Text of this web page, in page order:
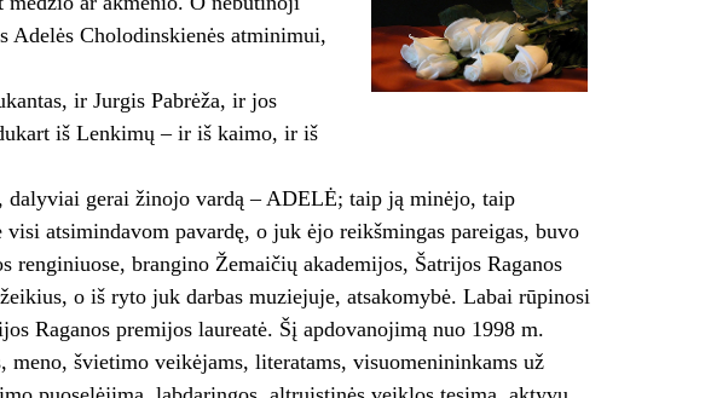
Adelės Cholodinskienės atminimui,
ir Jurgis Pabrėža, ir jos
iš Lenkimų – ir iš kaimo, ir iš
dalyviai gerai žinojo vardą – ADELĖ; taip ją minėjo, taip
atsimindavom pavardę, o juk ėjo reikšmingas pareigas, buvo
brangino Žemaičių akademijos, Šatrijos Raganos
o iš ryto juk darbas muziejuje, atsakomybė. Labai rūpinosi
Raganos premijos laureatė. Šį apdovanojimą nuo 1998 m.
švietimo veikėjams, literatams, visuomenininkams už